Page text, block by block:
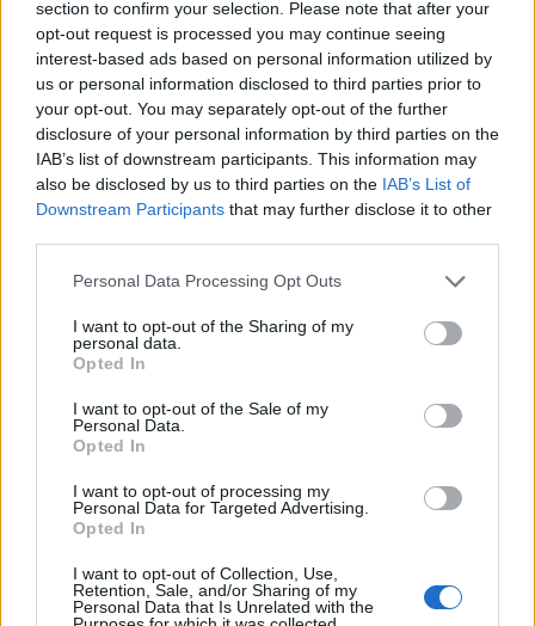
section to confirm your selection. Please note that after your
opt-out request is processed you may continue seeing
interest-based ads based on personal information utilized by
us or personal information disclosed to third parties prior to
your opt-out. You may separately opt-out of the further
disclosure of your personal information by third parties on the
IAB’s list of downstream participants. This information may
also be disclosed by us to third parties on the IAB’s List of
Downstream Participants that may further disclose it to other
Personal Data Processing Opt Outs
I want to opt-out of the Sharing of my
personal data.
Opted In
I want to opt-out of the Sale of my
Personal Data.
Opted In
I want to opt-out of processing my
Personal Data for Targeted Advertising.
Opted In
I want to opt-out of Collection, Use,
Retention, Sale, and/or Sharing of my
Personal Data that Is Unrelated with the
29.10.2021 21:02
WORLD RUGBY
World Rugby, nell’anno del Covid
perso 1 miliardo di sterline
23.04.2021 16:56
World Rugby, riunione al vertice per
riorganizzare il calendario mondiale
WORLD RUGBY
Rugby: via libera a 10 nuove regole in
Daniele Goegan / 28.05.2020 15:54